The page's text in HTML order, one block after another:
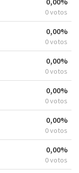
0 votos
0,00%
0 votos
0,00%
0 votos
0,00%
0 votos
0,00%
0 votos
0,00%
0 votos